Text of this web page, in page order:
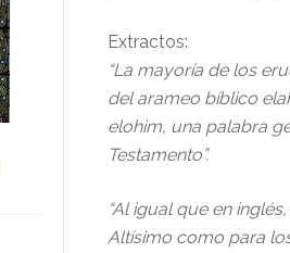
Extractos:
“La mayoría de los
del arameo bíblico
elohim, una palabra
Testamento”.
“Al igual que en
Altísimo como para